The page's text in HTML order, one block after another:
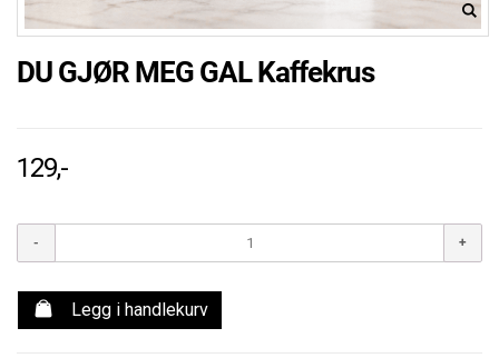
DU GJØR MEG GAL Kaffekrus
129,-
Legg i handlekurv